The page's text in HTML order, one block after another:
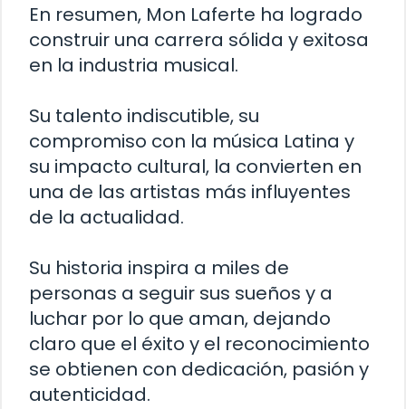
En resumen, Mon Laferte ha logrado
construir una carrera sólida y exitosa
en la industria musical.
Su talento indiscutible, su
compromiso con la música Latina y
su impacto cultural, la convierten en
una de las artistas más influyentes
de la actualidad.
Su historia inspira a miles de
personas a seguir sus sueños y a
luchar por lo que aman, dejando
claro que el éxito y el reconocimiento
se obtienen con dedicación, pasión y
autenticidad.